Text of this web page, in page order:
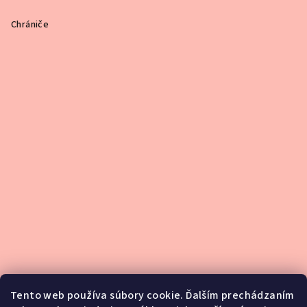
Tento web používa súbory cookie. Ďalším prechádzaním
Chrániče